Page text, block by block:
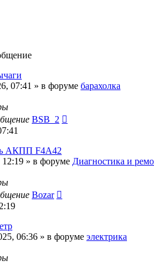
07:41 » в форуме барахолка
BSB_2
АКПП F4A42
12:19 » в форуме Диагностика и
Bozar
06:36 » в форуме электрика